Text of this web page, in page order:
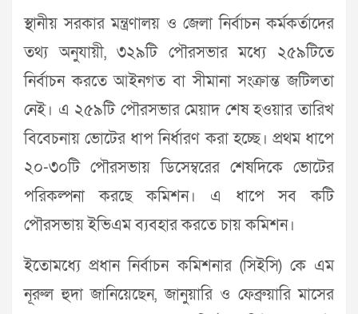
স্থানীয় সরকার মন্ত্রণালয় ও জেলা নির্বাচন কর্মকর্তাদের
তথ্য অনুযায়ী, ৩২৯টি পৌরসভার মধ্যে ২৫৯টিতে
নির্বাচন করতে আইনগত বা সীমানা সংক্রান্ত জটিলতা
নেই। এ ২৫৯টি পৌরসভার মেয়াদ শেষ হওয়ার তারিখ
বিবেচনায় ভোটের ধাপ নির্ধারণ করা হচ্ছে। প্রথম ধাপে
২০-৩০টি পৌরসভায় ডিসেম্বরের শেষদিকে ভোটের
পরিকল্পনা করছে কমিশন। এ ধাপে সব কটি
পৌরসভায় ইভিএম ব্যবহার করতে চায় কমিশন।
ইতোমধ্যে প্রধান নির্বাচন কমিশনার (সিইসি) কে এম
নূরুল হুদা জানিয়েছেন, জানুয়ারি ও ফেব্রুয়ারি মাসের